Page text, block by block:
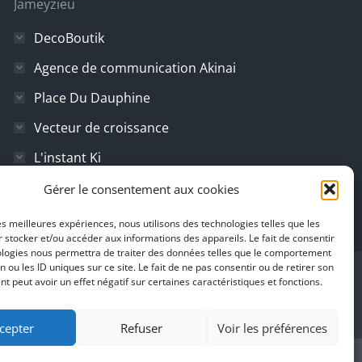
Gérer le consentement aux cookies
meilleures expériences, nous utilisons des technologies telles que les
stocker et/ou accéder aux informations des appareils. Le fait de consentir
nous permettra de traiter des données telles que le comportement
ou les ID uniques sur ce site. Le fait de ne pas consentir ou de retirer son
peut avoir un effet négatif sur certaines caractéristiques et fonctions.
Refuser Voir les préférences
Jameyzieu
DecoBoutik
Agence de communication Akinai
Place Du Dauphine
Vecteur de croissance
L'instant Ki
Il parlent de vous